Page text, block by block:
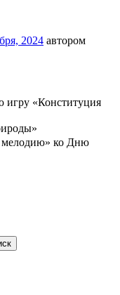
2024 автором
«Конституция
мелодию» ко Дню